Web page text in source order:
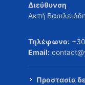
Διεύθυνση
Ακτή
Τηλέφωνο:
Email:
Προστασία